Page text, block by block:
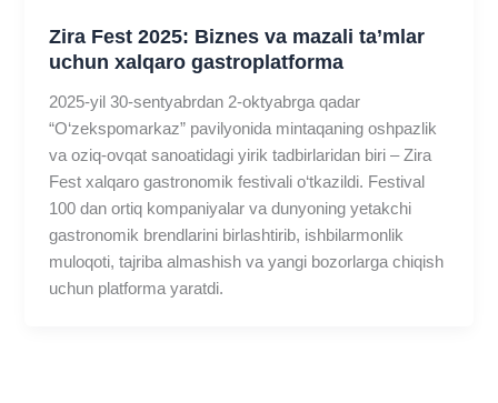
Zira Fest 2025: Biznes va mazali ta’mlar
uchun xalqaro gastroplatforma
2025-yil 30-sentyabrdan 2-oktyabrga qadar
“O‘zekspomarkaz” pavilyonida mintaqaning oshpazlik
va oziq-ovqat sanoatidagi yirik tadbirlaridan biri – Zira
Fest xalqaro gastronomik festivali o‘tkazildi. Festival
100 dan ortiq kompaniyalar va dunyoning yetakchi
gastronomik brendlarini birlashtirib, ishbilarmonlik
muloqoti, tajriba almashish va yangi bozorlarga chiqish
uchun platforma yaratdi.